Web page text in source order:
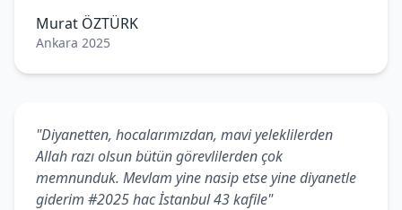
Murat ÖZTÜRK
Ankara 2025
"Diyanetten, hocalarımızdan, mavi yeleklilerden
Allah razı olsun bütün görevlilerden çok
memnunduk. Mevlam yine nasip etse yine diyanetle
giderim #2025 hac İstanbul 43 kafile"